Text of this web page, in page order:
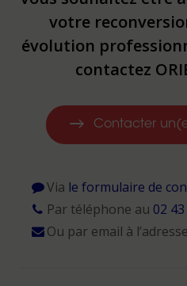
votre
évolution
contactez
Contacter
Via le formulaire de
Par téléphone au 02
Ou par email à l’adresse